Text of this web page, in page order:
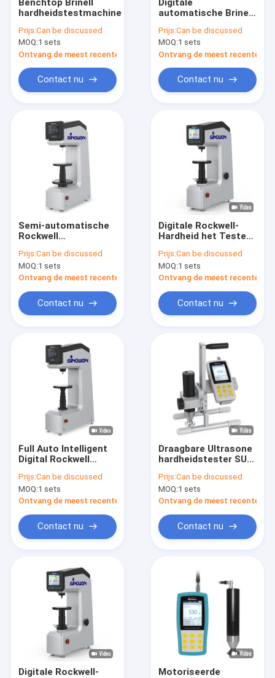
Producten
Video's
Over ons
Neem contact met ons op
Nieuws
Vraag een offerte
Video meetsystemen
Benchtop Brinell
hardheidstestmachine
Prijs:Can be discussed
MOQ:1 sets
Ontvang de meest recente Prijs
Contact nu
Digitale
automatische Brinell
Prijs:Can be discussed
MOQ:1 sets
Ontvang de meest recente
Contact nu
Semi-automatische
Rockwell
Prijs:Can be discussed
MOQ:1 sets
Ontvang de meest recente Prijs
Contact nu
Digitale Rockwell-
Hardheid het Testen
Prijs:Can be discussed
MOQ:1 sets
Ontvang de meest recente
Contact nu
Full Auto Intelligent
Digital Rockwell
ASTM DIN
Conversion Standard
iRock-TR1
Prijs:Can be discussed
MOQ:1 sets
Ontvang de meest recente Prijs
Contact nu
Draagbare Ultrasone
hardheidstester SU-
Prijs:Can be discussed
MOQ:1 sets
Ontvang de meest recente
Contact nu
Digitale Rockwell-
Motoriseerde